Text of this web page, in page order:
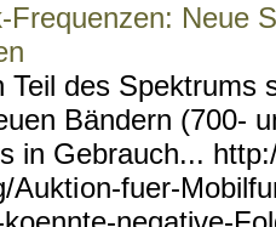
Neue
Teil des Spektrums
Bändern (700-
in Gebrauch...
Auktion-fuer-